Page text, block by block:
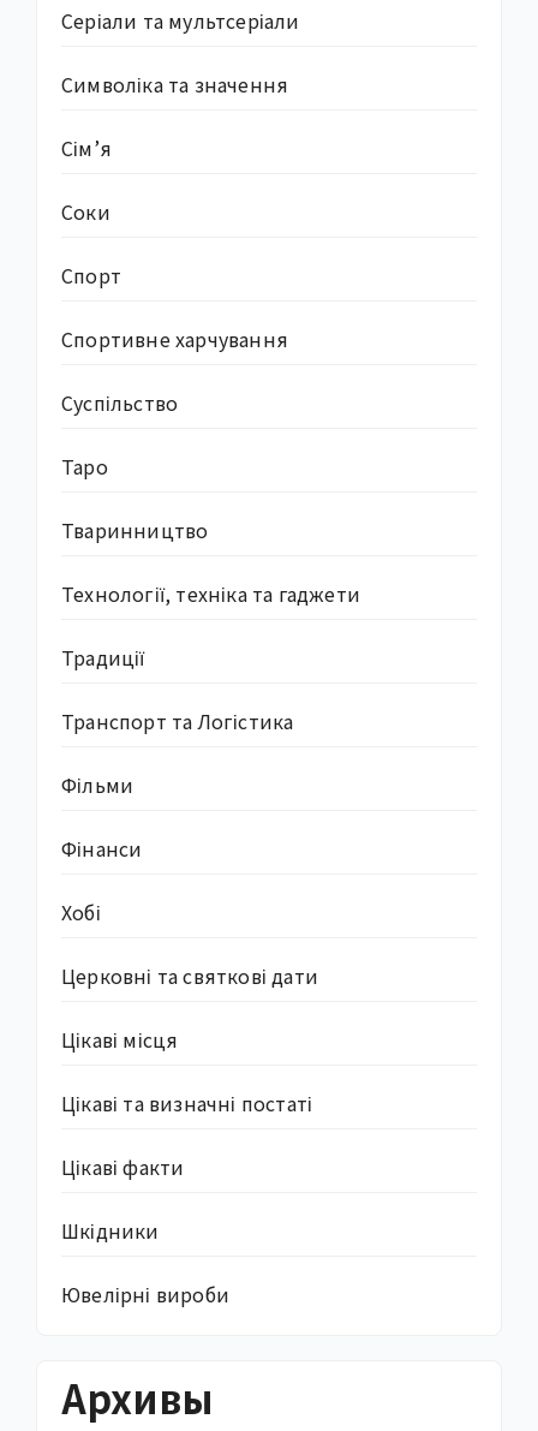
Серіали та мультсеріали
Символіка та значення
Сім’я
Соки
Спорт
Спортивне харчування
Суcпільство
Таро
Тваринництво
Технології, техніка та гаджети
Традиції
Транспорт та Логістика
Фільми
Фінанси
Хобі
Церковні та святкові дати
Цікаві місця
Цікаві та визначні постаті
Цікаві факти
Шкідники
Ювелірні вироби
Архивы